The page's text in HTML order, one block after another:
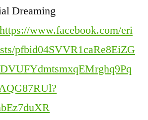
Dreaming
https://www.facebook.com/eri
pfbid04SVVR1caRe8EiZG